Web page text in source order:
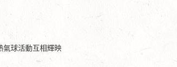
氣球活動互相輝映